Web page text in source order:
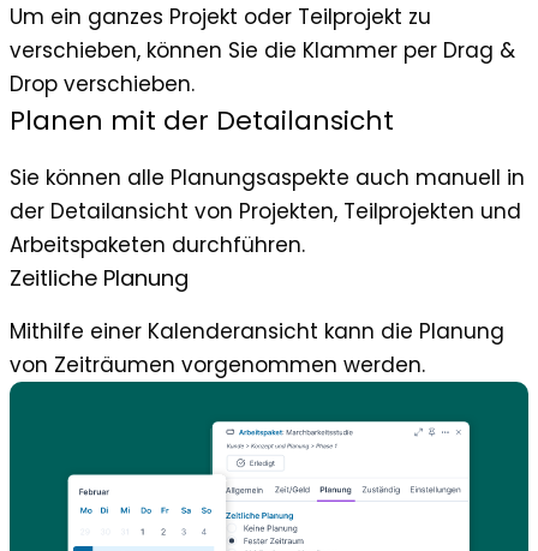
Um ein ganzes Projekt oder Teilprojekt zu
verschieben, können Sie die Klammer per Drag &
Drop verschieben.
Planen mit der Detailansicht
Sie können alle Planungsaspekte auch manuell in
der Detailansicht von Projekten, Teilprojekten und
Arbeitspaketen durchführen.
Zeitliche Planung
Mithilfe einer Kalenderansicht kann die Planung
von Zeiträumen vorgenommen werden.